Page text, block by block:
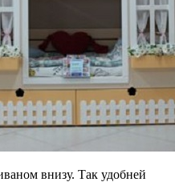
внизу. Так удобней